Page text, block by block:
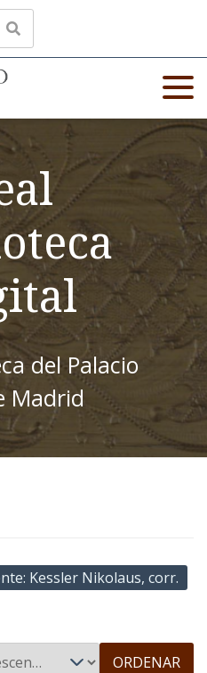
del Palacio
Madrid
Kessler Nikolaus, corr.
ORDENAR